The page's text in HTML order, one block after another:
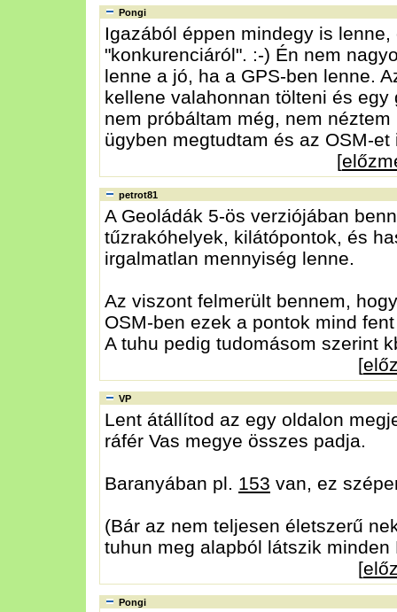
Pongi
Igazából éppen mindegy is
"konkurenciáról". :-) Én nem
lenne a jó, ha a GPS-ben lenne.
kellene valahonnan tölteni és
nem próbáltam még, nem
ügyben megtudtam és az OSM-et
[
petrot81
A Geoládák 5-ös verziójában
tűzrakóhelyek, kilátópontok, és
irgalmatlan mennyiség lenne.
Az viszont felmerült bennem,
OSM-ben ezek a pontok mind
A tuhu pedig tudomásom szerint
[
VP
Lent átállítod az egy oldalon
ráfér Vas megye összes padja.
Baranyában pl. 153 van, ez
(Bár az nem teljesen életszerű
tuhun meg alapból látszik minden
[
Pongi